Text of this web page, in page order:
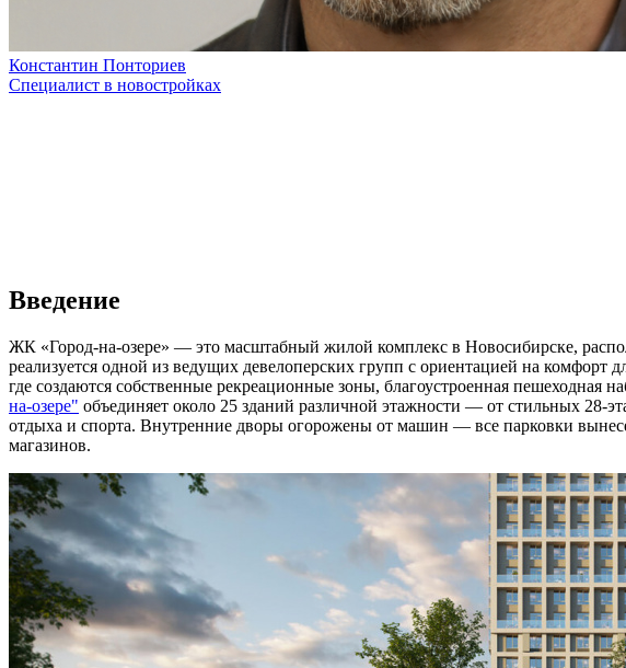
Константин Понториев
Специалист в новостройках
Введение
ЖК «Город-на-озере» — это масштабный жилой комплекс в Новосибирске,
реализуется одной из ведущих девелоперских групп с ориентацией на комфорт
где создаются собственные рекреационные зоны, благоустроенная
на-озере" объединяет около 25 зданий различной этажности — от стильных 28-
отдыха и спорта. Внутренние дворы огорожены от машин — все парковки
магазинов.